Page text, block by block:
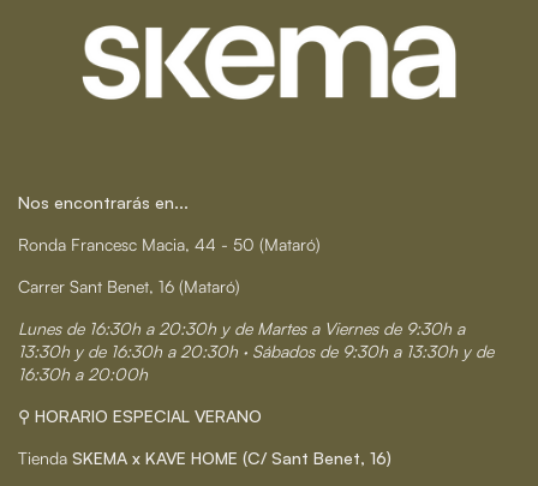
Nos encontrarás en...
Ronda Francesc Macia, 44 - 50 (Mataró)
Carrer Sant Benet, 16 (Mataró)
Lunes de 16:30h a 20:30h y de Martes a Viernes de 9:30h a
13:30h y de 16:30h a 20:30h · Sábados de 9:30h a 13:30h y de
16:30h a 20:00h
⚲ HORARIO ESPECIAL VERANO
Tienda SKEMA x KAVE HOME (C/ Sant Benet, 16)